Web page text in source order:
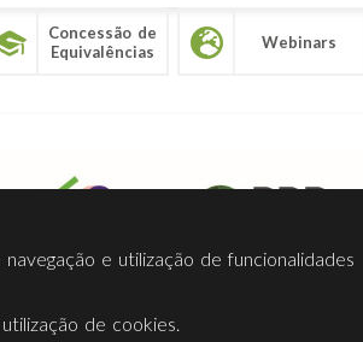
Concessão de
Equivalências
Webinars
Facebook
e utilização de funcionalidades
de cookies.